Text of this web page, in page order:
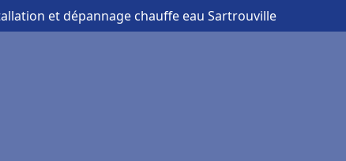
et dépannage chauffe eau Sartrouville